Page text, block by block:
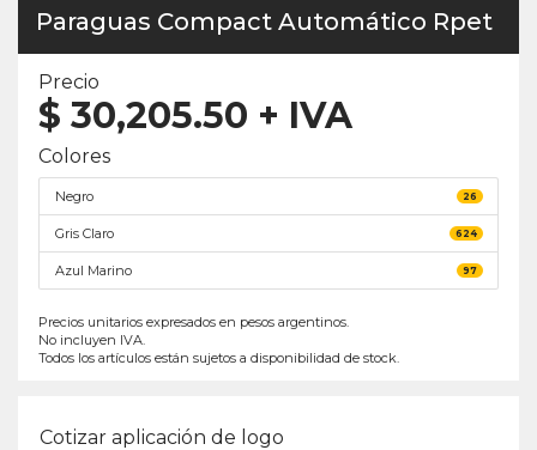
Paraguas Compact Automático Rpet
Precio
$ 30,205.50 + IVA
Colores
Negro 26
Gris Claro 624
Azul Marino 97
Precios unitarios expresados en pesos argentinos.
No incluyen IVA.
Todos los artículos están sujetos a disponibilidad de stock.
Cotizar aplicación de logo